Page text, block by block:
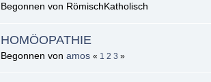
Begonnen von RömischKatholisch
HOMÖOPATHIE
Begonnen von amos « 1 2 3 »